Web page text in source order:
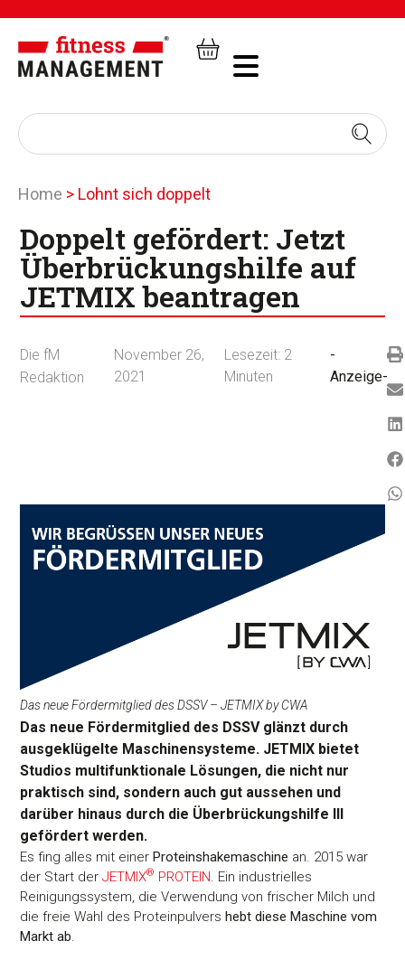
Home > Lohnt sich doppelt
Doppelt gefördert: Jetzt
Überbrückungshilfe auf
JETMIX beantragen
Die fM
Redaktion
November 26,
2021
Lesezeit: 2
Minuten
-
Anzeige-
Das neue Fördermitglied des DSSV – JETMIX by CWA
Das neue Fördermitglied des DSSV glänzt durch
ausgeklügelte Maschinensysteme. JETMIX bietet
Studios multifunktionale Lösungen, die nicht nur
praktisch sind, sondern auch gut aussehen und
darüber hinaus durch die Überbrückungshilfe III
gefördert werden.
Es fing alles mit einerProteinshakemaschine an. 2015 war
der Start derJETMIX® PROTEIN. Ein industrielles
Reinigungssystem, die Verwendung von frischer Milch und
die freie Wahl des Proteinpulvershebt diese Maschine vom
Markt ab.